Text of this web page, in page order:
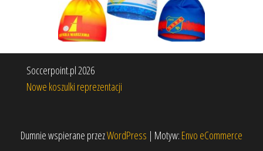
Soccerpoint.pl 2026
Nowe koszulki reprezentacji
Dumnie wspierane przezWordPress | Motyw: Envo eCommerce